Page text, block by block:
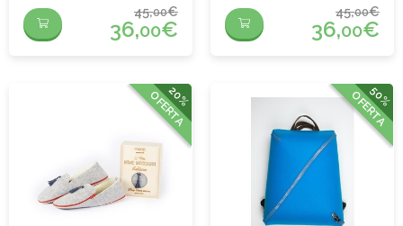
45,00€
36,00€
45,00€
36,00€
20%
OFERTA 50%
OFERTA